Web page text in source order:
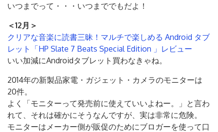
いつまでって・・・いつまででもだよ！
＜12月＞
クリアな音楽に読書三昧！マルチで楽しめる Android タブ
レット「HP Slate 7 Beats Special Edition 」レビュー
いい加減にAndroidタブレット買わなきゃね。
2014年の新製品家電・ガジェット・カメラのモニターは
20件。
よく「モニターって発売前に使えていいよねー。」と言わ
れて、それは確かにそうなんですが、実は非常に危険。
モニターはメーカー側が販促のためにブロガーを使って口